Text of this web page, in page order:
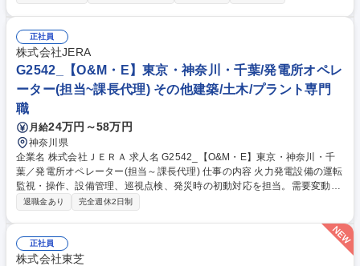
eや統計ツールを活用した工程監視および品質改善活動 ・不適合製品の調
査・解析、原因究明および報告資料作成 ・変更管理、初期流動管理に関す
る資料作成・報告業務 ・ISO9001、IATF16949に基づく品質マネジメント
活動の推進 募集職種 【横浜】品質管理 /車載および産業用途向けリチウム
イオン二次電池
正社員
株式会社JERA
G2542_【O&M・E】東京・神奈川・千葉/発電所オペレ
ーター(担当~課長代理) その他建築/土木/プラント専門
職
月給24万円～58万円
神奈川県
企業名 株式会社ＪＥＲＡ 求人名 G2542_【O&M・E】東京・神奈川・千
葉／発電所オペレーター(担当～課長代理) 仕事の内容 火力発電設備の運転
監視・操作、設備管理、巡視点検、発災時の初動対応を担当。需要変動に
応じた起動停止や出力調整を行い、安全・安定・低環境負荷な発電所運営
検、機器機能テストや系統縁切り操作（手順書作成、電源入切、バルブ操
作等）を担当します。需要変動に応じた起動停止・出力調整を行い、24時
間体制で発電所の安定運用を維持。設備管理や有事の初動対応にも携わ
退職金あり 完全週休2日制
正社員
株式会社東芝